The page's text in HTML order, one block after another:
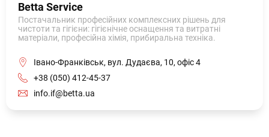
Betta Service
Постачальник професійних комплексних рішень для
чистоти та гігієни: гігієнічне оснащення та витратні
матеріали, професійна хімія, прибиральна техніка.
Івано-Франківськ, вул. Дудаєва, 10, офіс 4
+38 (050) 412-45-37
info.if@betta.ua